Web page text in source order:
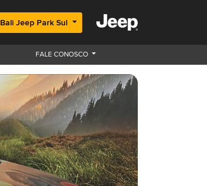
Bali Jeep Park Sul
FALE CONOSCO